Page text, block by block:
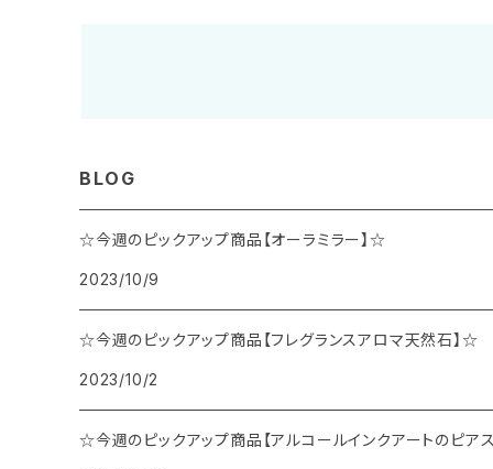
BLOG
☆今週のピックアップ商品【オーラミラー】☆
2023/10/9
☆今週のピックアップ商品【フレグランスアロマ天然石】☆
2023/10/2
☆今週のピックアップ商品【アルコールインクアートのピア